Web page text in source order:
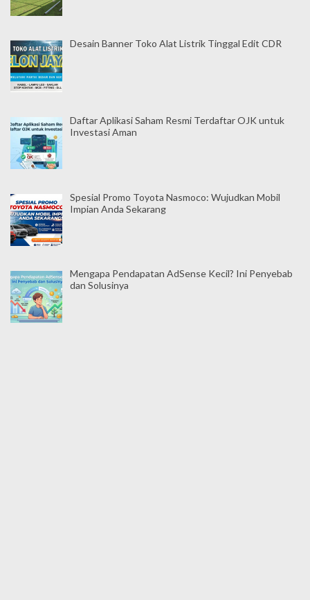
Desain Banner Toko Alat Listrik Tinggal Edit CDR
Daftar Aplikasi Saham Resmi Terdaftar OJK untuk
Investasi Aman
Spesial Promo Toyota Nasmoco: Wujudkan Mobil
Impian Anda Sekarang
Mengapa Pendapatan AdSense Kecil? Ini Penyebab
dan Solusinya